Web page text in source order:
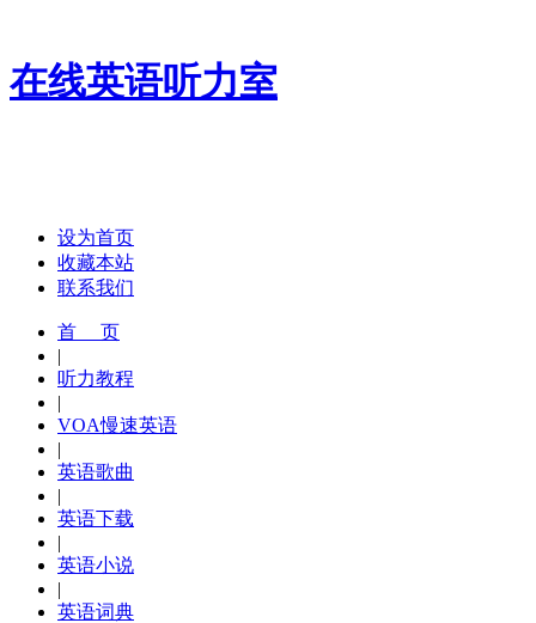
在线英语听力室
设为首页
收藏本站
联系我们
首 页
|
听力教程
|
VOA慢速英语
|
英语歌曲
|
英语下载
|
英语小说
|
英语词典